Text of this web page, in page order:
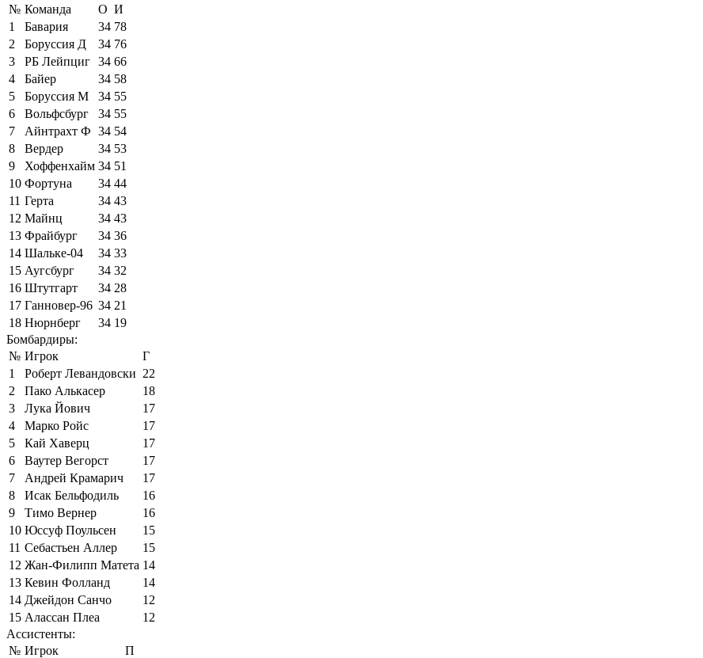
№ Команда О И
1
Бавария 34 78
2
Боруссия Д 34 76
3
РБ Лейпциг 34 66
4
Байер 34 58
5
Боруссия М 34 55
6
Вольфсбург 34 55
7
Айнтрахт Ф 34 54
8
Вердер 34 53
9
Хоффенхайм 34 51
10 Фортуна 34 44
11 Герта 34 43
12 Майнц 34 43
13 Фрайбург 34 36
14 Шальке-04 34 33
15 Аугсбург 34 32
16 Штутгарт 34 28
17 Ганновер-96 34 21
18 Нюрнберг 34 19
Бомбардиры:
№ Игрок
Г
1
Роберт Левандовски 22
2
Пако Алькасер
18
3
Лука Йович
17
4
Марко Ройс
17
5
Кай Хаверц
17
6
Ваутер Вегорст
17
7
Андрей Крамарич
17
8
Исак Бельфодиль
16
9
Тимо Вернер
16
10 Юссуф Поульсен
15
11 Себастьен Аллер
15
12 Жан-Филипп Матета 14
13 Кевин Фолланд
14
14 Джейдон Санчо
12
15 Алассан Плеа
12
Ассистенты:
№ Игрок
П